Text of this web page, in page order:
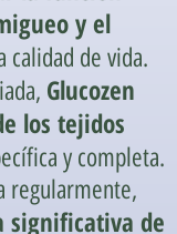
y el
calidad de vida.
Glucozen
los tejidos
y completa.
regularmente,
significativa de